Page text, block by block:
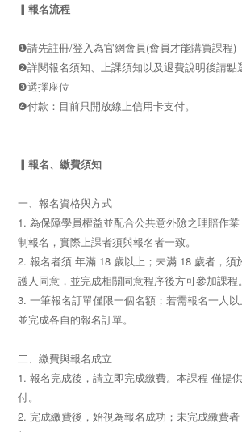
▎報名流程
❶請先註冊/登入為官網會員(會員才能購買課程)
❷詳閱報名須知、上課須知以及退費說明後請點
❸選擇座位
❹付款：目前只開放線上信用卡支付。
▎報名、繳費須知
一、報名資格與方式
1. 為保障學員權益並配合公共意外險之理賠作
制報名，實際上課者須與報名者一致。
2. 報名者須 年滿 18 歲以上；未滿 18 歲者，須
護人同意，並完成相關同意程序後方可參加課程。
3. 一筆報名訂單僅限一個名額；若需報名一人
並完成各自的報名訂單。
二、繳費與報名成立
1. 報名完成後，請立即完成繳費。本課程 僅提
付。
2. 完成繳費後，始視為報名成功；未完成繳費